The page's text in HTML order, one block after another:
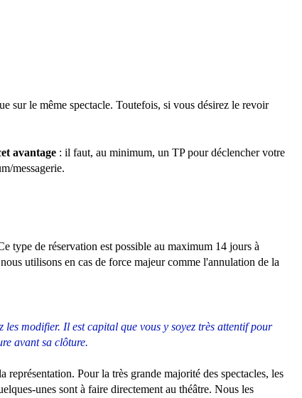
sur le même spectacle. Toutefois, si vous désirez le revoir
avantage : il faut, au minimum, un TP pour déclencher votre
messagerie.
type de réservation est possible au maximum 14 jours à
utilisons en cas de force majeur comme l'annulation de la
les modifier. Il est capital que vous y soyez très attentif pour
avant sa clôture.
Pour la très grande majorité des spectacles, les
unes sont à faire directement au théâtre. Nous les